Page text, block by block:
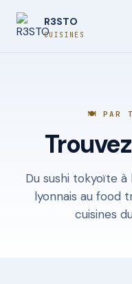
R3STO
CUISINES
🍽️ PAR
Du sushi tokyoïte
lyonnais au food
cuisines